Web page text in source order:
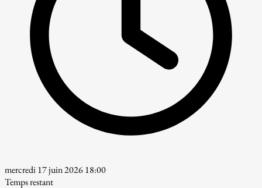
mercredi 17 juin 2026 18:00
Temps restant